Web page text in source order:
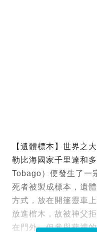
【遺體標本】世界之
勒比海國家千里達和
Tobago）便發生了一
死者被製成標本，遺
方式，放在開篷靈車
放進棺木，故被神父
在門外。但參與葬禮